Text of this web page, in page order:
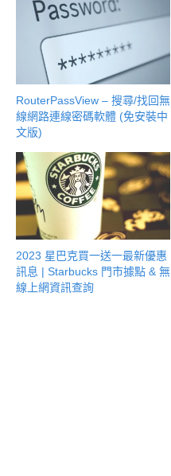
RouterPassView – 搜尋/找回無
線網路連線密碼軟體 (免安裝中
文版)
2023 星巴克買一送一最新優惠
訊息 | Starbucks 門市據點 & 無
線上網資訊查詢